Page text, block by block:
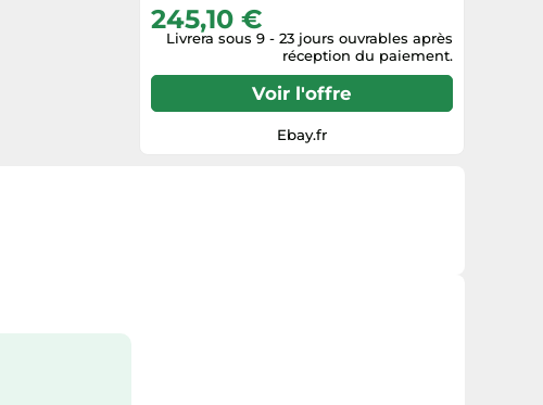
245,10 €
Livrera sous 9 - 23 jours ouvrables après
réception du paiement.
Voir l'offre
Ebay.fr